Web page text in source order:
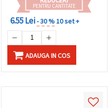
PENTRU CANTITATE
6.55 Lei- 30 %10 set +
ADAUGA IN COS